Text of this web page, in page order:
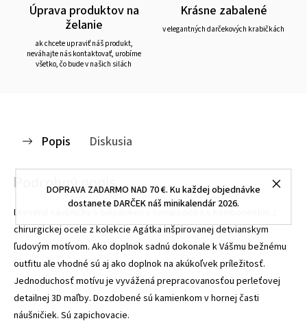
DOPRAVA ZADARMO NAD 70 €. Ku každej objednávke
dostanete DARČEK náš minikalendár 2026.
Úprava produktov na
želanie
ak chcete upraviť náš produkt,
neváhajte nás kontaktovať, urobíme
všetko, čo bude v našich silách
Krásne zabalené
v elegantných darčekových krabičkách
Popis Diskusia
Podrobný popis
Drevené náušničky s tulipánikmi v kompozícii X s komponentmi z
chirurgickej ocele z kolekcie Agátka inšpirovanej detvianskym
ľudovým motívom. Ako doplnok sadnú dokonale k Vášmu bežnému
outfitu ale vhodné sú aj ako doplnok na akúkoľvek príležitosť.
Jednoduchosť motívu je vyvážená prepracovanosťou perleťovej
detailnej 3D maľby. Dozdobené sú kamienkom v hornej časti
náušničiek. Sú zapichovacie.